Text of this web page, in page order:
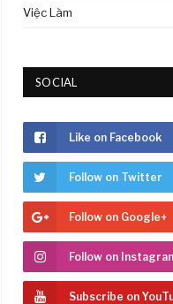
Việc Làm
SOCIAL
Like on Facebook
Follow on Twitter
Follow on Google+
Follow on
Subscribe on